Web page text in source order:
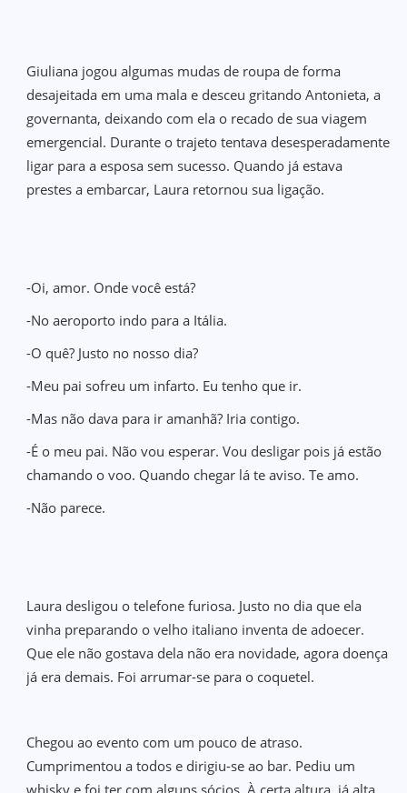
Giuliana jogou algumas mudas de roupa de forma
desajeitada em uma mala e desceu gritando Antonieta, a
governanta, deixando com ela o recado de sua viagem
emergencial. Durante o trajeto tentava desesperadamente
ligar para a esposa sem sucesso. Quando já estava
prestes a embarcar, Laura retornou sua ligação.
-Oi, amor. Onde você está?
-No aeroporto indo para a Itália.
-O quê? Justo no nosso dia?
-Meu pai sofreu um infarto. Eu tenho que ir.
-Mas não dava para ir amanhã? Iria contigo.
-É o meu pai. Não vou esperar. Vou desligar pois já estão
chamando o voo. Quando chegar lá te aviso. Te amo.
-Não parece.
Laura desligou o telefone furiosa. Justo no dia que ela
vinha preparando o velho italiano inventa de adoecer.
Que ele não gostava dela não era novidade, agora doença
já era demais. Foi arrumar-se para o coquetel.
Chegou ao evento com um pouco de atraso.
Cumprimentou a todos e dirigiu-se ao bar. Pediu um
whisky e foi ter com alguns sócios. À certa altura, já alta,